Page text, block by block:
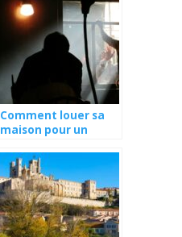
Comment louer sa
maison pour un